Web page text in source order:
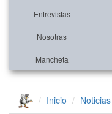
Entrevistas
Nosotras
Mancheta
Inicio Noticias